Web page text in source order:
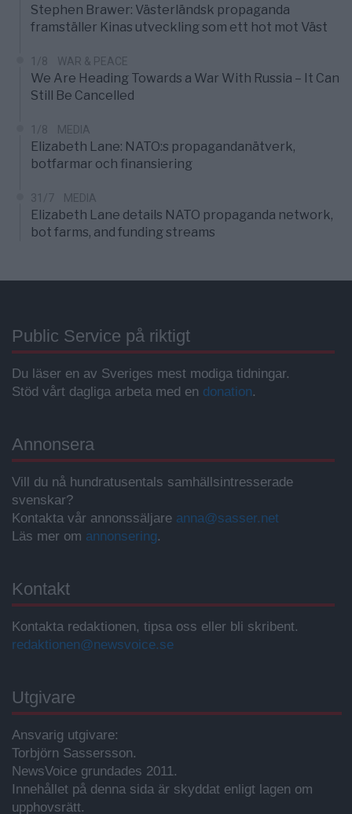
Stephen Brawer: Västerländsk propaganda
framställer Kinas utveckling som ett hot mot Väst
1/8 WAR & PEACE
We Are Heading Towards a War With Russia – It Can
Still Be Cancelled
1/8 MEDIA
Elizabeth Lane: NATO:s propagandanätverk,
botfarmar och finansiering
31/7 MEDIA
Elizabeth Lane details NATO propaganda network,
bot farms, and funding streams
Public Service på riktigt
Du läser en av Sveriges mest modiga tidningar.
Stöd vårt dagliga arbeta med en donation.
Annonsera
Vill du nå hundratusentals samhällsintresserade
svenskar?
Kontakta vår annonssäljare anna@sasser.net
Läs mer om annonsering.
Kontakt
Kontakta redaktionen, tipsa oss eller bli skribent.
redaktionen@newsvoice.se
Utgivare
Ansvarig utgivare:
Torbjörn Sassersson.
NewsVoice grundades 2011.
Innehållet på denna sida är skyddat enligt lagen om
upphovsrätt.